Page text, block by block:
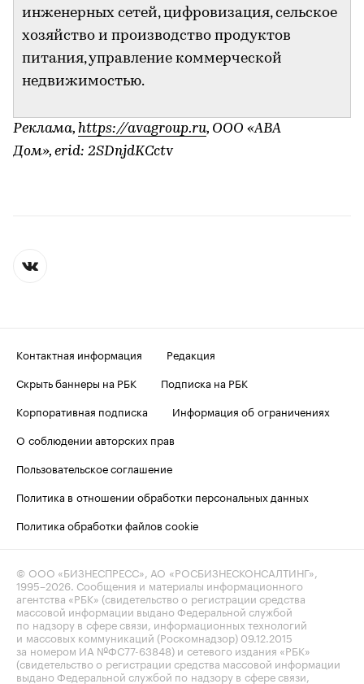
инженерных сетей, цифровизация, сельское
хозяйство и производство продуктов
питания, управление коммерческой
недвижимостью.
Реклама, https://avagroup.ru, ООО «АВА
Дом», erid: 2SDnjdKCctv
Контактная информация
Редакция
Скрыть баннеры на РБК
Подписка на РБК
Корпоративная подписка
Информация об ограничениях
О соблюдении авторских прав
Пользовательское соглашение
Политика в отношении обработки персональных данных
Политика обработки файлов cookie
© ООО «БИЗНЕСПРЕСС», АО «РОСБИЗНЕСКОНСАЛТИНГ»,
1995–2026 . Сообщения и материалы информационного
агентства «РБК» (свидетельство о регистрации средства
массовой информации выдано Федеральной службой
по надзору в сфере связи, информационных технологий
и массовых коммуникаций (Роскомнадзор) 09.12.2015
за номером ИА №ФС77-63848) и сетевого издания «РБК»
(свидетельство о регистрации средства массовой информации
выдано Федеральной службой по надзору в сфере связи,